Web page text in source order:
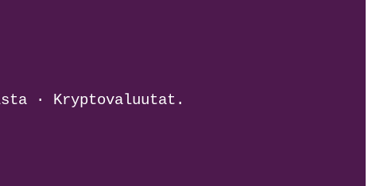
· Kryptovaluutat.